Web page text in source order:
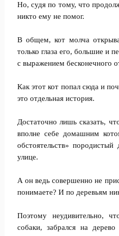
Но, судя по тому, что
никто ему не помог.
В общем, кот молча
только глаза его, большие и
с выражением бесконечного
Как этот кот попал сюда и
это отдельная история.
Достаточно лишь сказать,
вполне себе домашним
обстоятельств»
улице.
А он ведь совершенно не
понимаете? И по деревьям
Поэтому неудивительно,
собаки, забрался на